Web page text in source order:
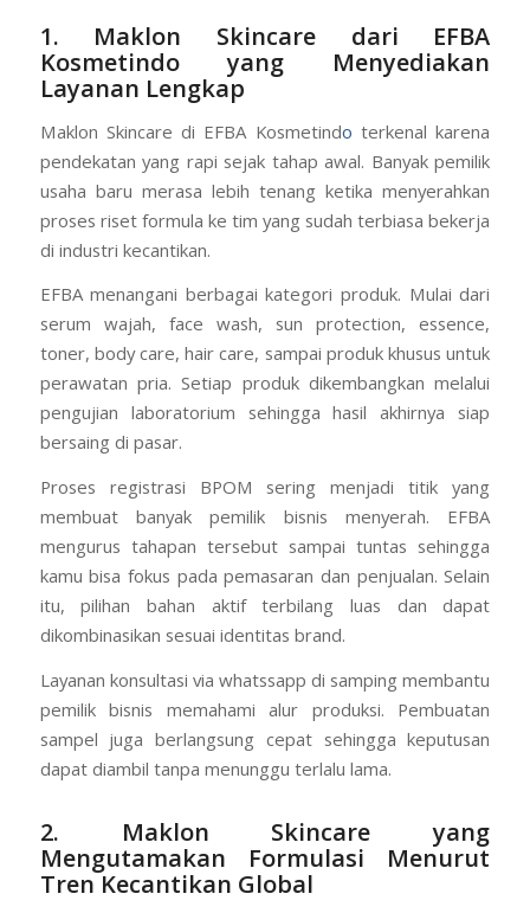
1. Maklon Skincare dari EFBA
Kosmetindo yang Menyediakan
Layanan Lengkap
Maklon Skincare di EFBA Kosmetindo terkenal karena
pendekatan yang rapi sejak tahap awal. Banyak pemilik
usaha baru merasa lebih tenang ketika menyerahkan
proses riset formula ke tim yang sudah terbiasa bekerja
di industri kecantikan.
EFBA menangani berbagai kategori produk. Mulai dari
serum wajah, face wash, sun protection, essence,
toner, body care, hair care, sampai produk khusus untuk
perawatan pria. Setiap produk dikembangkan melalui
pengujian laboratorium sehingga hasil akhirnya siap
bersaing di pasar.
Proses registrasi BPOM sering menjadi titik yang
membuat banyak pemilik bisnis menyerah. EFBA
mengurus tahapan tersebut sampai tuntas sehingga
kamu bisa fokus pada pemasaran dan penjualan. Selain
itu, pilihan bahan aktif terbilang luas dan dapat
dikombinasikan sesuai identitas brand.
Layanan konsultasi via whatssapp di samping membantu
pemilik bisnis memahami alur produksi. Pembuatan
sampel juga berlangsung cepat sehingga keputusan
dapat diambil tanpa menunggu terlalu lama.
2. Maklon Skincare yang
Mengutamakan Formulasi Menurut
Tren Kecantikan Global